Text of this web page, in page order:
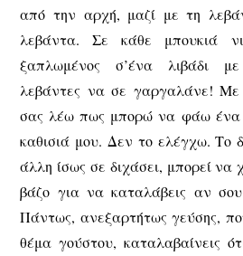
από την αρχή, μαζί με τη
λεβάντα. Σε κάθε μπουκιά
ξαπλωμένος σ’ένα λιβάδι με
λεβάντες να σε γαργαλάνε! Με
σας λέω πως μπορώ να φάω ένα
καθισιά μου. Δεν το ελέγχω. Το
άλλη ίσως σε διχάσει, μπορεί να
βάζο για να καταλάβεις αν
Πάντως, ανεξαρτήτως γεύσης,
θέμα γούστου, καταλαβαίνεις